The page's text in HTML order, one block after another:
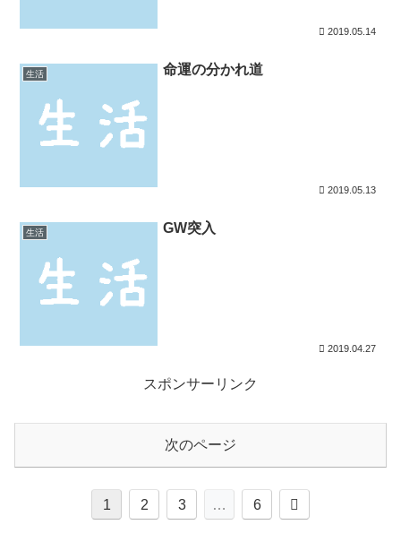
2019.05.14
生活 命運の分かれ道
2019.05.13
生活 GW突入
2019.04.27
スポンサーリンク
次のページ
1 2 3 … 6
次